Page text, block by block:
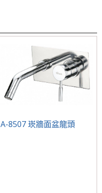
A-8507 崁牆面盆龍頭